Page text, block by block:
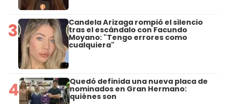
3 Candela Arizaga rompió el silencio
tras el escándalo con Facundo
Moyano: "Tengo errores como
cualquiera"
4 Quedó definida una nueva placa de
nominados en Gran Hermano:
quiénes son